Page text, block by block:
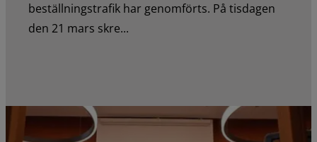
beställningstrafik har genomförts. På tisdagen
den 21 mars skre...